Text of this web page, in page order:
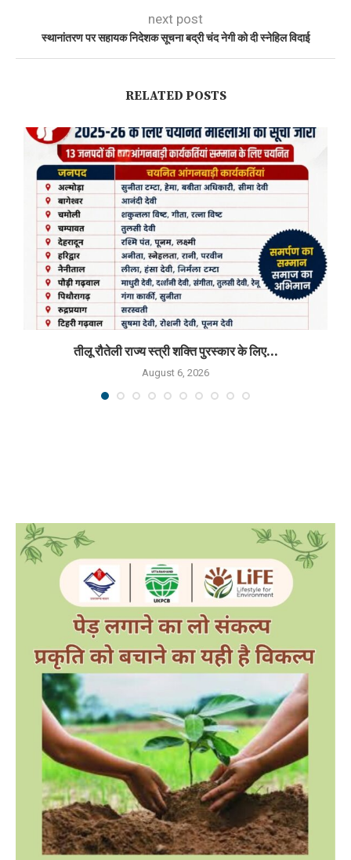
next post
स्थानांतरण पर सहायक निदेशक सूचना बद्री चंद नेगी को दी स्नेहिल विदाई
RELATED POSTS
तीलू रौतेली राज्य स्त्री शक्ति पुरस्कार के लिए...
August 6, 2026